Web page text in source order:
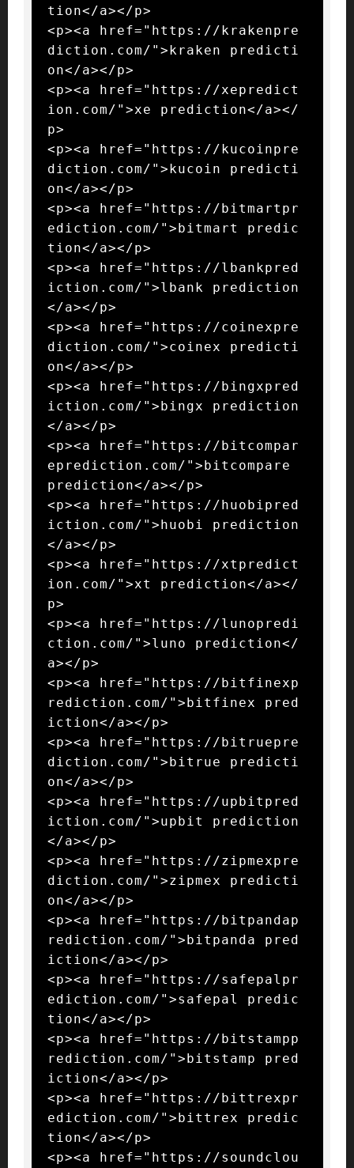
tion</a></p>
<p><a href="https://krakenpre
diction.com/">kraken predicti
on</a></p>
<p><a href="https://xepredict
ion.com/">xe prediction</a></
p>
<p><a href="https://kucoinpre
diction.com/">kucoin predicti
on</a></p>
<p><a href="https://bitmartpr
ediction.com/">bitmart predic
tion</a></p>
<p><a href="https://lbankpred
iction.com/">lbank prediction
</a></p>
<p><a href="https://coinexpre
diction.com/">coinex predicti
on</a></p>
<p><a href="https://bingxpred
iction.com/">bingx prediction
</a></p>
<p><a href="https://bitcompar
eprediction.com/">bitcompare
prediction</a></p>
<p><a href="https://huobipred
iction.com/">huobi prediction
</a></p>
<p><a href="https://xtpredict
ion.com/">xt prediction</a></
p>
<p><a href="https://lunopredi
ction.com/">luno prediction</
a></p>
<p><a href="https://bitfinexp
rediction.com/">bitfinex pred
iction</a></p>
<p><a href="https://bitruepre
diction.com/">bitrue predicti
on</a></p>
<p><a href="https://upbitpred
iction.com/">upbit prediction
</a></p>
<p><a href="https://zipmexpre
diction.com/">zipmex predicti
on</a></p>
<p><a href="https://bitpandap
rediction.com/">bitpanda pred
iction</a></p>
<p><a href="https://safepalpr
ediction.com/">safepal predic
tion</a></p>
<p><a href="https://bitstampp
rediction.com/">bitstamp pred
iction</a></p>
<p><a href="https://bittrexpr
ediction.com/">bittrex predic
tion</a></p>
<p><a href="https://soundclou